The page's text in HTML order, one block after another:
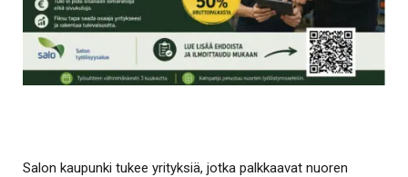
Salon kaupunki tukee yrityksiä, jotka palkkaavat nuoren